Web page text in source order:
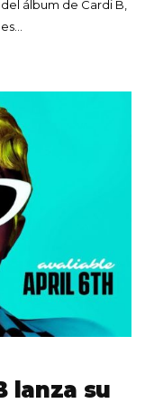
álbum de Cardi B,
lanza su